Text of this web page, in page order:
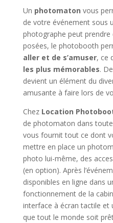
Un photomaton vous
de votre événement sous
photographe peut
posées, le photobooth
aller et de s’amuser, ce
les plus mémorables.
devient un élément du
amusante à faire lors de
Chez Location
de photomaton dans
vous fournit tout ce dont
mettre en place un
photo lui-même, des
(en option). Après
disponibles en ligne dans
fonctionnement de la
interface à écran tactile
que tout le monde soit